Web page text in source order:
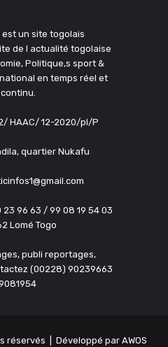
un site togolais
de l actualité togolaise
Politique,s sport &
en temps réel et
HAAC/ 12-2020/pl/P
quartier Nukafu
96 63 / 99 08 19 54 03
Lomé Togo
publi reportages,
(00228) 90239663
réservés | Développé par AWOS